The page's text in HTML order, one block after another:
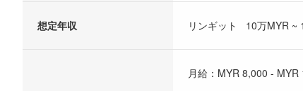
想定年収 リンギット 10万MYR ~
月給：MYR 8,000 - MYR